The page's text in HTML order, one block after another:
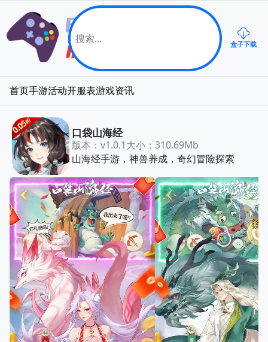
盒子下载
首页手游活动开服表游戏资讯
口袋山海经
版本：v1.0.1大小：310.69Mb
山海经手游，神兽养成，奇幻冒险探索